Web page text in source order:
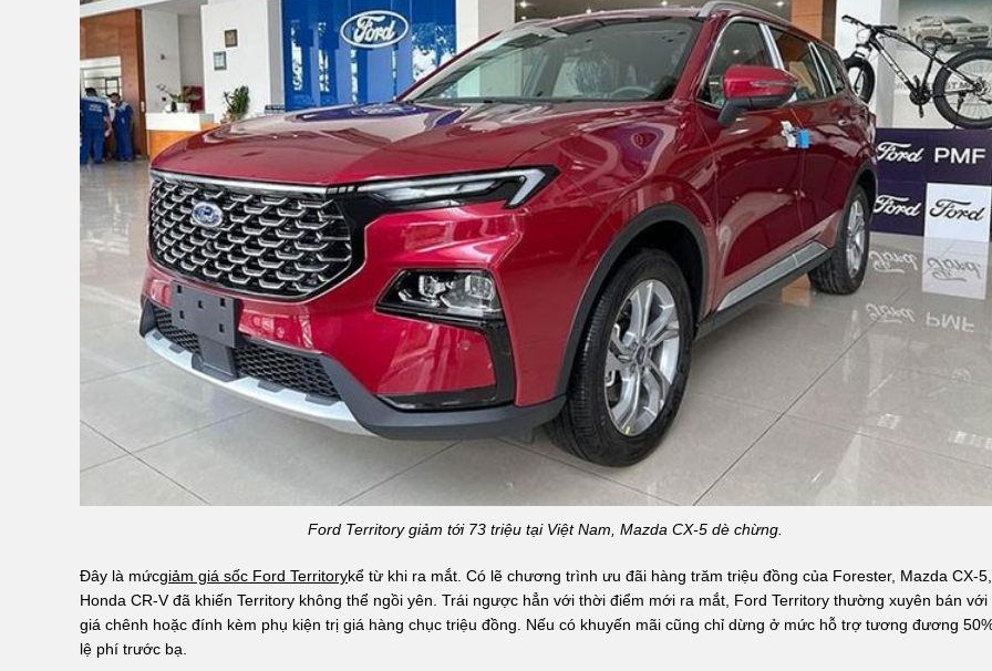
Ford Territory giảm tới 73 triệu tại Việt Nam, Mazda CX-5 dè chừng.
Đây là mứcgiảm giá sốc Ford Territorykể từ khi ra mắt. Có lẽ chương trình ưu đãi hàng trăm triệu đồng của Forester, Mazda CX-5,
Honda CR-V đã khiến Territory không thể ngồi yên. Trái ngược hẳn với thời điểm mới ra mắt, Ford Territory thường xuyên bán với
giá chênh hoặc đính kèm phụ kiện trị giá hàng chục triệu đồng. Nếu có khuyến mãi cũng chỉ dừng ở mức hỗ trợ tương đương
lệ phí trước bạ.